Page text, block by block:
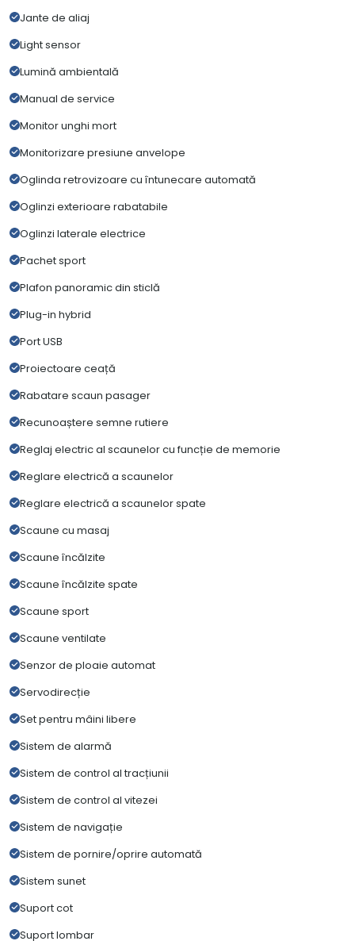
Jante de aliaj
Light sensor
Lumină ambientală
Manual de service
Monitor unghi mort
Monitorizare presiune anvelope
Oglinda retrovizoare cu întunecare automată
Oglinzi exterioare rabatabile
Oglinzi laterale electrice
Pachet sport
Plafon panoramic din sticlă
Plug-in hybrid
Port USB
Proiectoare ceață
Rabatare scaun pasager
Recunoaștere semne rutiere
Reglaj electric al scaunelor cu funcție de memorie
Reglare electrică a scaunelor
Reglare electrică a scaunelor spate
Scaune cu masaj
Scaune încălzite
Scaune încălzite spate
Scaune sport
Scaune ventilate
Senzor de ploaie automat
Servodirecție
Set pentru mâini libere
Sistem de alarmă
Sistem de control al tracțiunii
Sistem de control al vitezei
Sistem de navigație
Sistem de pornire/oprire automată
Sistem sunet
Suport cot
Suport lombar